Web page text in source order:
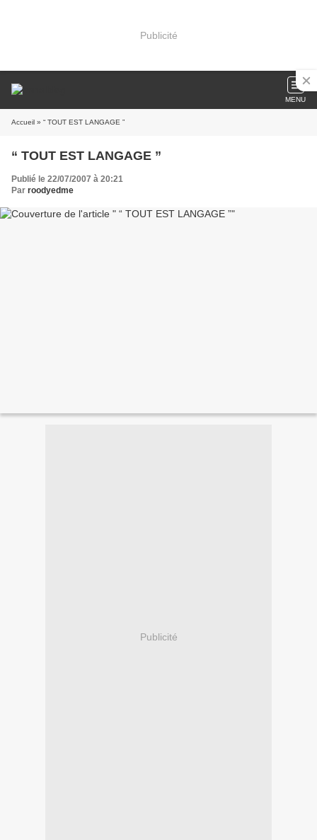
Publicité
MENU
Accueil » “ TOUT EST LANGAGE ”
“ TOUT EST LANGAGE ”
Publié le 22/07/2007 à 20:21
Par roodyedme
Publicité